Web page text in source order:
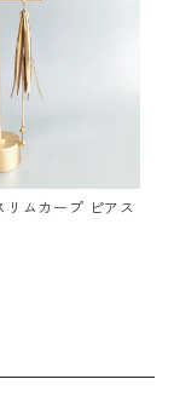
リムカープ ピアス